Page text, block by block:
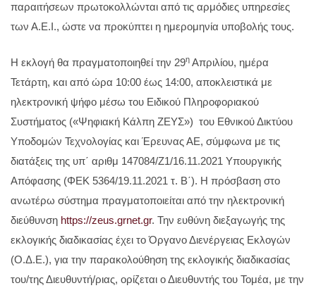
παραιτήσεων πρωτοκολλώνται από τις αρμόδιες υπηρεσίες
των Α.Ε.Ι., ώστε να προκύπτει η ημερομηνία υποβολής τους.
Η εκλογή θα πραγματοποιηθεί την 29η Απριλίου, ημέρα
Τετάρτη, και από ώρα 10:00 έως 14:00, αποκλειστικά με
ηλεκτρονική ψήφο μέσω του Ειδικού Πληροφοριακού
Συστήματος («Ψηφιακή Κάλπη ΖΕΥΣ») του Εθνικού Δικτύου
Υποδομών Τεχνολογίας και Έρευνας ΑΕ, σύμφωνα με τις
διατάξεις της υπ΄ αριθμ 147084/Ζ1/16.11.2021 Υπουργικής
Απόφασης (ΦΕΚ 5364/19.11.2021 τ. Β΄). Η πρόσβαση στο
ανωτέρω σύστημα πραγματοποιείται από την ηλεκτρονική
διεύθυνση https://zeus.grnet.gr. Την ευθύνη διεξαγωγής της
εκλογικής διαδικασίας έχει το Όργανο Διενέργειας Εκλογών
(Ο.Δ.Ε.), για την παρακολούθηση της εκλογικής διαδικασίας
του/της Διευθυντή/ριας, ορίζεται ο Διευθυντής του Τομέα, με την